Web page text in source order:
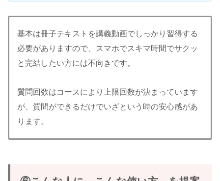
基本は冊子テキストを講義動画でしっかり習得する
必要がありますので、スマホでスキマ時間でサクッ
と完結したい方には不向きです。
質問回数はコースにより上限回数が決まっています
が、質問ができるだけでいざという時の安心感があ
ります。